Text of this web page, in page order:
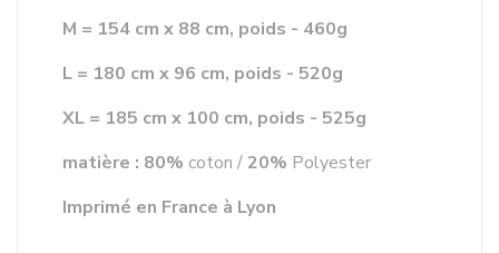
M = 154 cm x 88 cm, poids - 460g
L = 180 cm x 96 cm, poids - 520g
XL = 185 cm x 100 cm, poids - 525g
matière : 80% coton /20% Polyester
Imprimé en France à Lyon